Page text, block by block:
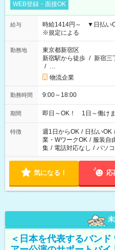
WEB登録・面接OK
給与
時給1414円～ ▼日払い
※規定による
勤務地
東京都新宿区
新宿駅から徒歩 / 新宿三
/ …
物流企業
勤務時間 9:00～18:00
期間 即日～OK！ 1日～働けま
特徴 週1日からOK / 日払いOK /
業・WワークOK / 服装自
集 / 電話対応なし / パソ
気になる！ 応
＜日本を代表するバン